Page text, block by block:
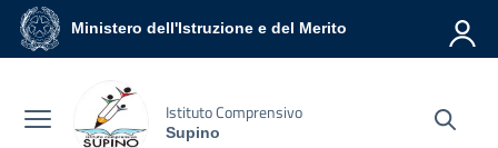
Vai ai contenuti
Vai al menu di navigazione
Vai al footer
Ministero dell'Istruzione e del Merito
Istituto Comprensivo
Supino